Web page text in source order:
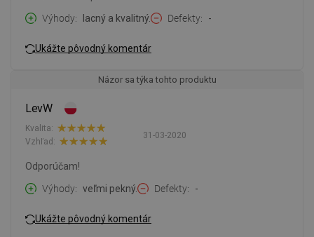
Výhody
lacný a kvalitný. Defekty -
Ukážte pôvodný komentár
Názor sa týka tohto produktu
LevW
31-03-2020
Kvalita:
Vzhľad:
Odporúčam!
Výhody
veľmi pekný. Defekty -
Ukážte pôvodný komentár